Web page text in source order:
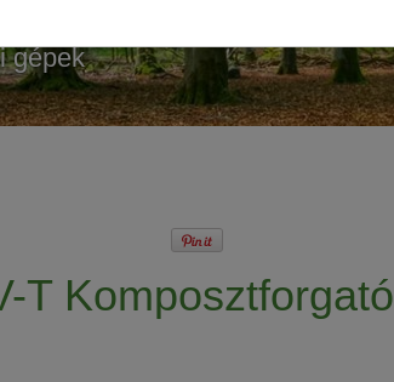
gépek
T Komposztforgató